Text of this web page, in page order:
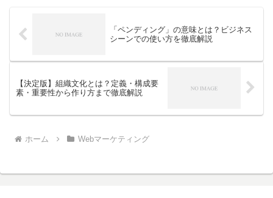
「ペンディング」の意味とは？ビジネス
シーンでの使い方を徹底解説
【決定版】組織文化とは？定義・構成要
素・重要性から作り方まで徹底解説
ホーム Webマーケティング